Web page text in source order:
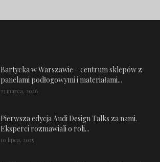
Bartycka w Warszawie – centrum sklepów z
panelami podłogowymi i materiałami...
23 marca, 2026
Pierwsza edycja Audi Design Talks za nami.
Eksperci rozmawiali o roli...
10 lipca, 2025